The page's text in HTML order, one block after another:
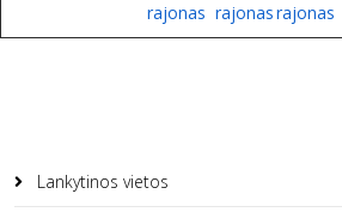
rajonas rajonasrajonas
Lankytinos vietos